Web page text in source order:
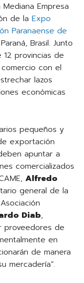
Empresa
de la Expo
Paranaense de
Brasil. Junto
provincias de
con el
lazos
económicas
pequeños y
exportación
apuntar a
comercializados
Alfredo
general de la
Diab,
proveedores de
en
de manera
mercadería”.